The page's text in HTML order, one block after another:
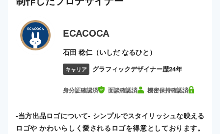
ECACOCA
石田 稔仁（いしだ なるひと）
キャリア グラフィックデザイナー歴24年
身分証確認済 面談確認済 機密保持確認済
-当方出品ロゴについて- シンプルでスタイリッシュな映える
ロゴや かわいらしく愛されるロゴを得意としております。